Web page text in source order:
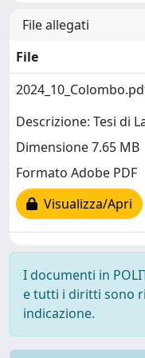
File allegati
File
Descrizione: Tesi di
Dimensione 7.65 MB
Formato Adobe PDF
Visualizza/Apri
I documenti in
e tutti i diritti sono
indicazione.